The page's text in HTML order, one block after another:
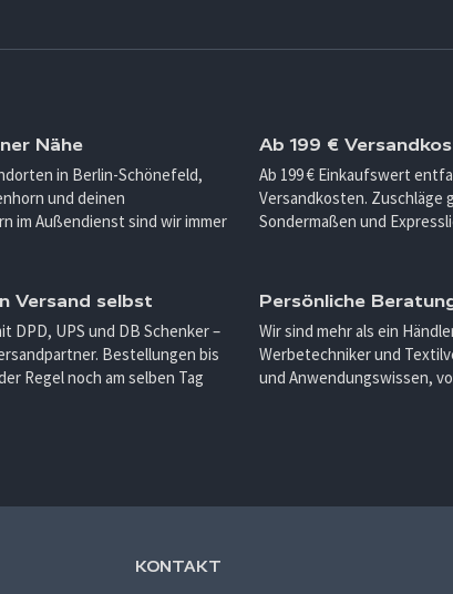
Nähe
in Berlin-Schönefeld,
und deinen
im Außendienst sind wir immer
Ab 199 €
Ab 199 € Einkaufswert
Versandkosten. Zuschläge
Sondermaßen und
Versand selbst
DPD, UPS und DB Schenker –
Bestellungen bis
Regel noch am selben Tag
Persönliche
Wir sind mehr als ein
Werbetechniker und
und Anwendungswissen,
KONTAKT